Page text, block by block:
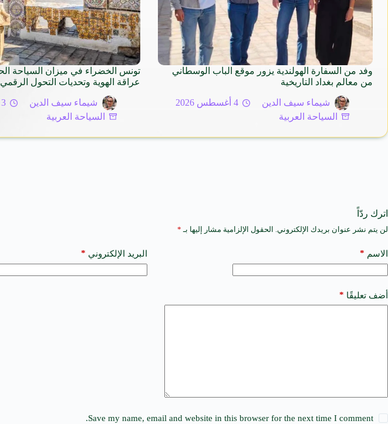
وفد من السفارة الهولندية يزور موقع الباب الوسطاني
من معالم بغداد التاريخية
شيماء سيف الدين
4 أغسطس 2026
السياحة العربية
عراقة الهوية وتحديات التحول الرقمي
شيماء سيف الدين
3 أغسطس 2026
السياحة العربية
اترك ردّاً
لن يتم نشر عنوان بريدك الإلكتروني. الحقول الإلزامية مشار إليها بـ *
الاسم * البريد الإلكتروني *
أضف تعليقًا *
Save my name, email and website in this browser for the next time I comment.
A
t
e
a
t